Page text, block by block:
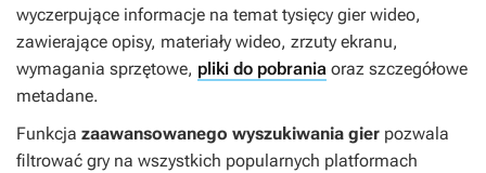
wyczerpujące informacje na temat tysięcy gier wideo,
zawierające opisy, materiały wideo, zrzuty ekranu,
wymagania sprzętowe, pliki do pobrania oraz szczegółowe
metadane.
Funkcja zaawansowanego wyszukiwania gier pozwala
filtrować gry na wszystkich popularnych platformach